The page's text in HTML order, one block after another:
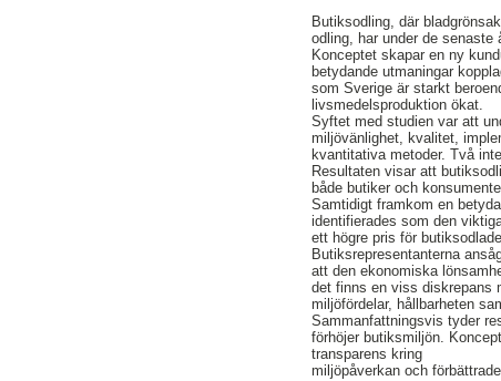
Butiksodling, där
odling, har under de
Konceptet skapar en ny
betydande utmaningar
som Sverige är starkt
livsmedelsproduktion ökat.
Syftet med studien var att
miljövänlighet, kvalitet,
kvantitativa metoder. Två
Resultaten visar att
både butiker och
Samtidigt framkom en
identifierades som den
ett högre pris för
Butiksrepresentanterna
att den ekonomiska
det finns en viss diskrepans
miljöfördelar, hållbarheten
Sammanfattningsvis tyder
förhöjer butiksmiljön.
transparens kring
miljöpåverkan och